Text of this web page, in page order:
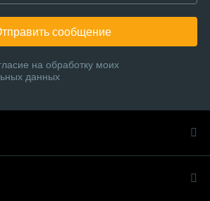
сообщение
на обработку моих
данных